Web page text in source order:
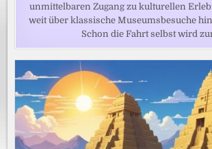
unmittelbaren Zugang zu kulturellen
weit über klassische Museumsbesuche
Schon die Fahrt selbst wird